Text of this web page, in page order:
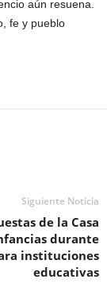
aún resuena.
fe y pueblo
Siguiente Noticia
de la Casa
durante
instituciones
educativas